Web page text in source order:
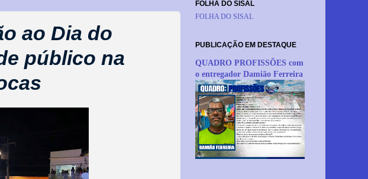
ao Dia do
público na
FOLHA DO SISAL
FOLHA DO SISAL
PUBLICAÇÃO EM DESTAQUE
QUADRO PROFISSÕES com
o entregador Damião Ferreira